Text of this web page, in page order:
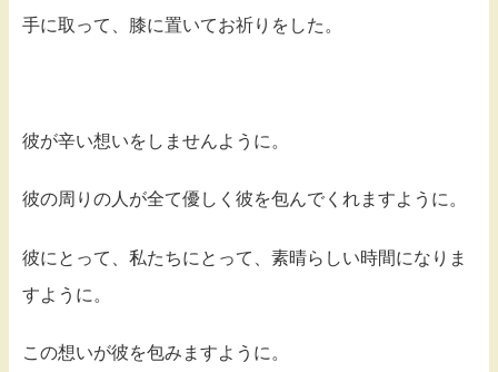
手に取って、膝に置いてお祈りをした。
彼が辛い想いをしませんように。
彼の周りの人が全て優しく彼を包んでくれますように。
彼にとって、私たちにとって、素晴らしい時間になりま
すように。
この想いが彼を包みますように。